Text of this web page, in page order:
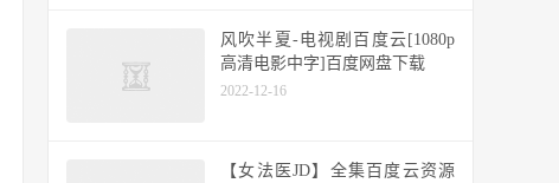
风吹半夏-电视剧百度云[1080p
高清电影中字]百度网盘下载
2022-12-16
【女法医JD】全集百度云资源